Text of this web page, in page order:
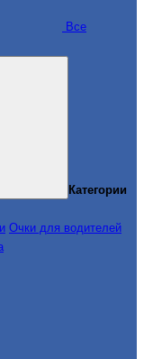
Все
Категории
Очки для водителей